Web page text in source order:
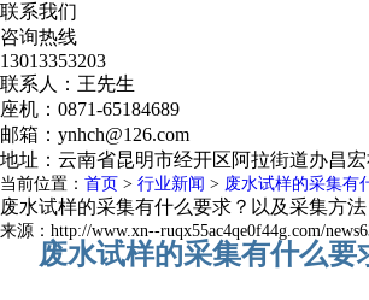
联系我们
咨询热线
13013353203
联系人：王先生
座机：0871-65184689
邮箱：ynhch@126.com
地址：云南省昆明市经开区阿拉街道办昌
当前位置： 首页 > 行业新闻 > 废水试样的采集有
废水试样的采集有什么要求？以及采集方法
来源：http://www.xn--ruqx55ac4qe0f44g.com/
废水试样的采集有什么要